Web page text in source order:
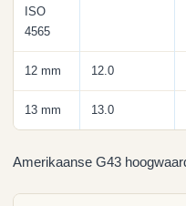
ISO
4565
12 mm 12.0
13 mm 13.0
Amerikaanse G43